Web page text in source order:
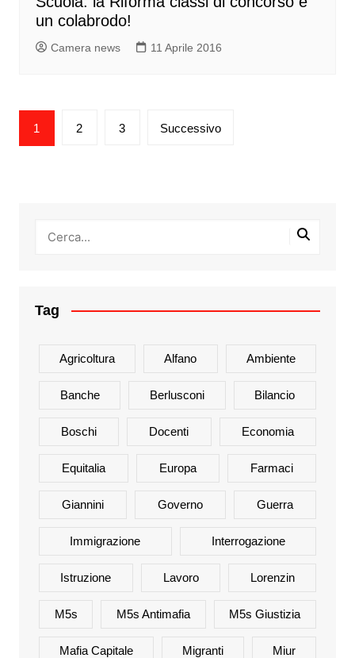
un colabrodo!
Camera news 11 Aprile 2016
Paginazione
degli
1 2 3 Successivo
Tag
Agricoltura Alfano Ambiente
Banche Berlusconi Bilancio
Boschi Docenti Economia
Equitalia Europa Farmaci
Giannini Governo Guerra
Immigrazione Interrogazione
Istruzione Lavoro Lorenzin
M5s M5s Antimafia M5s Giustizia
Mafia Capitale Migranti Miur